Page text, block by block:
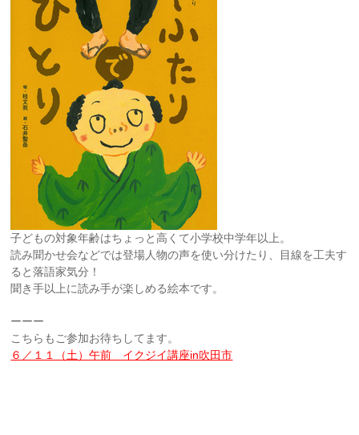
子どもの対象年齢はちょっと高くて小学校中学年以上。
読み聞かせ会などでは登場人物の声を使い分けたり、目線を工夫す
ると落語家気分！
聞き手以上に読み手が楽しめる絵本です。
ーーー
こちらもご参加お待ちしてます。
６／１１（土）午前 イクジイ講座in吹田市